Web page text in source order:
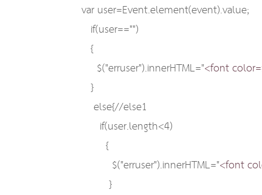
var user=Event.element(event).value;
if(user=="")
{
$("erruser").innerHTML="<font
}
else{//else1
if(user.length<4)
{
$("erruser").innerHTML="<font
}